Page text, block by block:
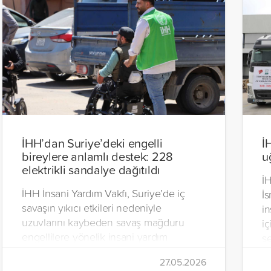
İHH’dan Suriye’deki engelli
bireylere anlamlı destek: 228
elektrikli sandalye dağıtıldı
İHH İnsani Yardım Vakfı, Suriye’de iç
savaşın yıkıcı etkileri nedeniyle
uzuvlarını kaybeden savaş mağduru
engellilere yönelik insani yardım
çalışmalarını aralıksız sürdürüyor. Vakıf,
yürütülen son projeyle Suriye’nin Şam,
27.05.2026